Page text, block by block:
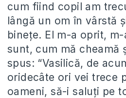
cum fiind copil am
lângă un om în vârstă
bineţe. El m-a oprit,
sunt, cum mă cheamă
spus: “Vasilică, de
oridecâte ori vei trece
oameni, să-i saluţi pe